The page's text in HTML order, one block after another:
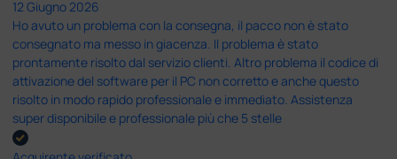
12 Giugno 2026
Ho avuto un problema con la consegna, il pacco non è stato
consegnato ma messo in giacenza. Il problema è stato
prontamente risolto dal servizio clienti. Altro problema il codice di
attivazione del software per il PC non corretto e anche questo
risolto in modo rapido professionale e immediato. Assistenza
super disponibile e professionale più che 5 stelle